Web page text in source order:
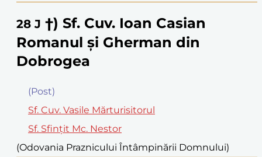
28 J †) Sf. Cuv. Ioan Casian
Romanul şi Gherman din
Dobrogea
(Post)
Sf. Cuv. Vasile Mărturisitorul
Sf. Sfinţit Mc. Nestor
(Odovania Praznicului Întâmpinării Domnului)